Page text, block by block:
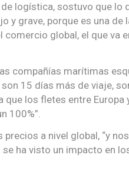
logística, sostuvo que lo
y grave, porque es una de
comercio global, el que va
compañías marítimas
15 días más de viaje,
los fletes entre Europa
100%”.
a nivel global, “y
ha visto un impacto en